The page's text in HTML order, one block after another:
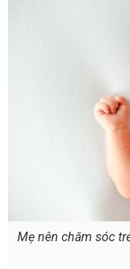
Mẹ nên chăm sóc